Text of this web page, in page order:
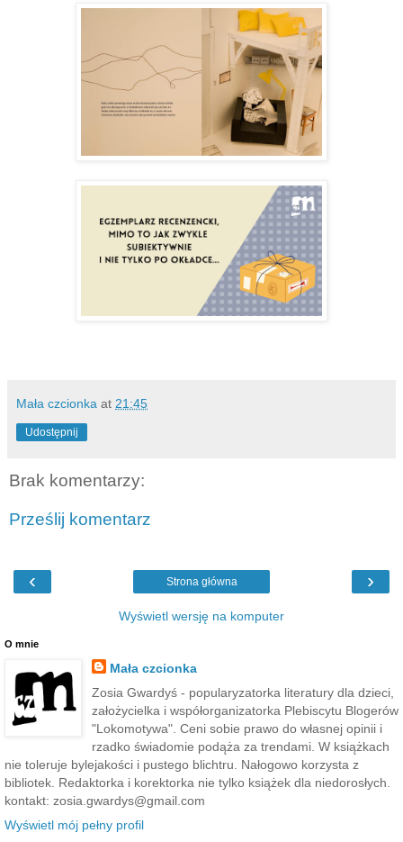
Mała czcionka at 21:45
Udostępnij
Brak komentarzy:
Prześlij komentarz
‹ ›
Strona główna
Wyświetl wersję na komputer
O mnie
Mała czcionka
Zosia Gwardyś - popularyzatorka literatury dla dzieci,
założycielka i współorganizatorka Plebiscytu Blogerów
"Lokomotywa". Ceni sobie prawo do własnej opinii i
rzadko świadomie podąża za trendami. W książkach
nie toleruje bylejakości i pustego blichtru. Nałogowo korzysta z
bibliotek. Redaktorka i korektorka nie tylko książek dla niedorosłych.
kontakt: zosia.gwardys@gmail.com
Wyświetl mój pełny profil